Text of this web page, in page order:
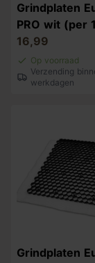
Grindplaten
PRO wit (per
16,99
Op voorraad
Verzending
werkdagen
Grindplaten